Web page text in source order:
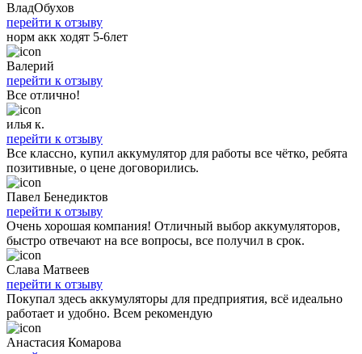
ВладОбухов
перейти к отзыву
норм акк ходят 5-6лет
Валерий
перейти к отзыву
Все отлично!
илья к.
перейти к отзыву
Все классно, купил аккумулятор для работы все чётко, ребята
позитивные, о цене договорились.
Павел Бенедиктов
перейти к отзыву
Очень хорошая компания! Отличный выбор аккумуляторов,
быстро отвечают на все вопросы, все получил в срок.
Слава Матвеев
перейти к отзыву
Покупал здесь аккумуляторы для предприятия, всё идеально
работает и удобно. Всем рекомендую
Анастасия Комарова